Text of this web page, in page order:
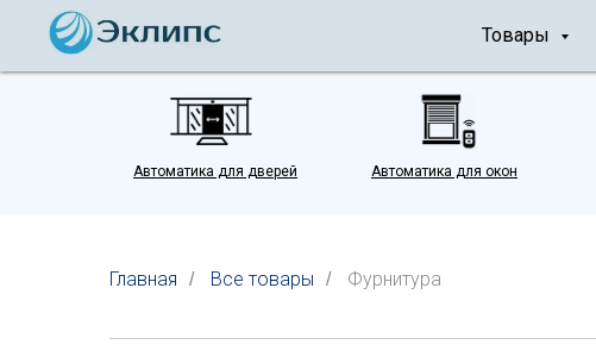
Товары
Автоматика для окон
Автоматика для дверей
Главная / Все товары / Фурнитура